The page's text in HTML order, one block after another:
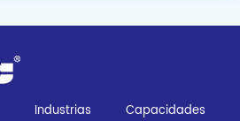
Industrias Capacidades